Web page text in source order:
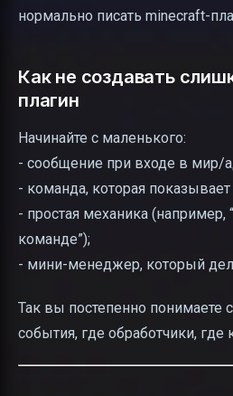
нормально писать minecraft-
Как не создавать
плагин
Начинайте с маленького:
- сообщение при входе в мир/
- команда, которая
- простая механика (например,
команде”);
- мини-менеджер, который
Так вы постепенно понимаете
события, где обработчики,